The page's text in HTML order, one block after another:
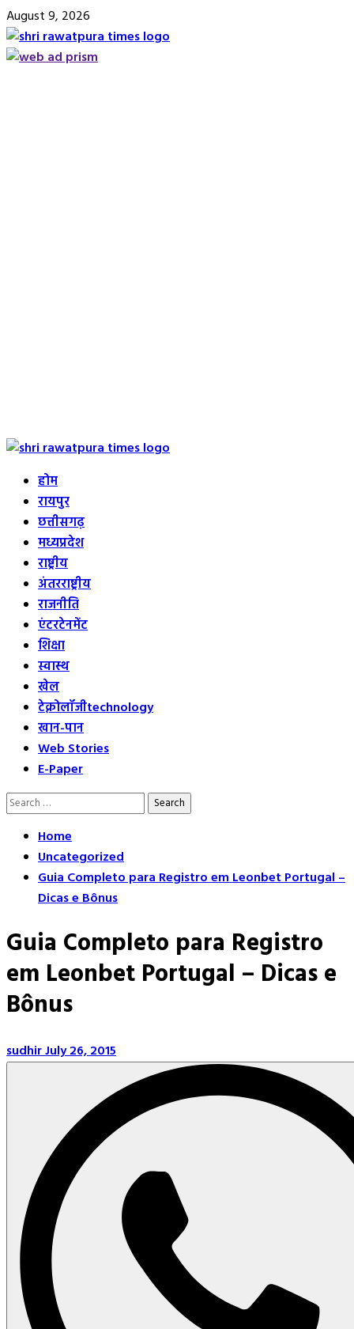
Skip
to
content
August 9, 2026
Primary
होम
रायपुर
छत्तीसगढ़
मध्यप्रदेश
राष्ट्रीय
अंतरराष्ट्रीय
राजनीति
एंटरटेनमेंट
शिक्षा
स्वास्थ
खेल
टेक्नोलॉजीtechnology
खान-पान
Web Stories
E-Paper
Search
Home
Uncategorized
Guia Completo para Registro em Leonbet Portugal –
Dicas e Bônus
Guia Completo para Registro
em Leonbet Portugal – Dicas e
Bônus
sudhirJuly 26, 2015